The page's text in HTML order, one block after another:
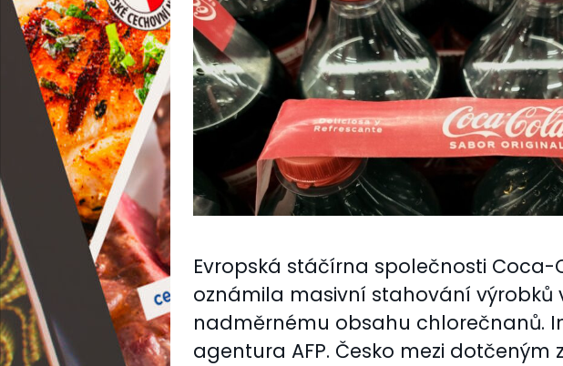
Evropská stáčírna společnosti Coca-
oznámila masivní stahování výrobků
nadměrnému obsahu chlorečnanů.
agentura AFP. Česko mezi dotčeným